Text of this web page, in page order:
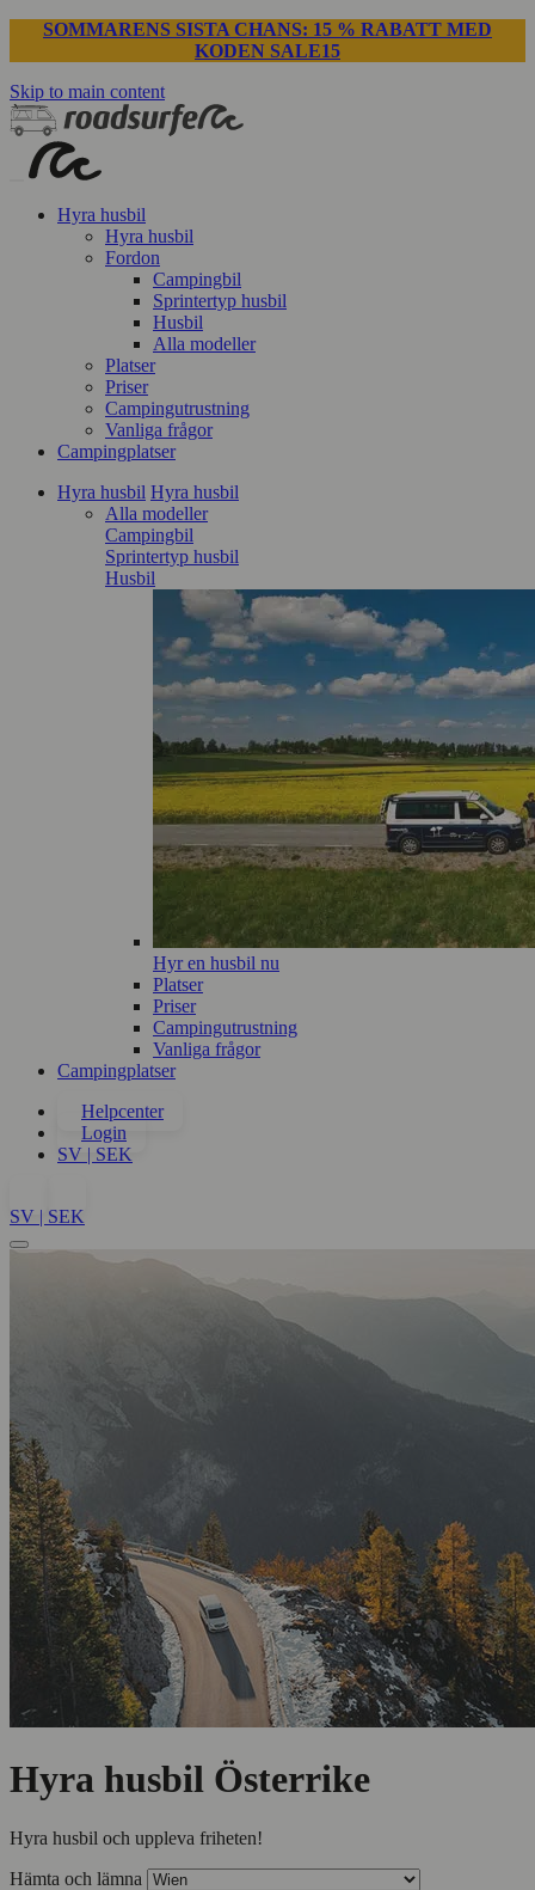
SOMMARENS SISTA CHANS: 15 % RABATT MED
KODEN SALE15
Skip to main content
Hyra husbil
Hyra husbil
Fordon
Campingbil
Sprintertyp husbil
Husbil
Alla modeller
Platser
Priser
Campingutrustning
Vanliga frågor
Campingplatser
Hyra husbil Hyra husbil
Alla modeller
Campingbil
Sprintertyp husbil
Husbil
Hyr en husbil nu
Platser
Priser
Campingutrustning
Vanliga frågor
Campingplatser
Helpcenter
Login
SV | SEK
SV | SEK
Hyra husbil Österrike
Hyra husbil och uppleva friheten!
Hämta och lämna